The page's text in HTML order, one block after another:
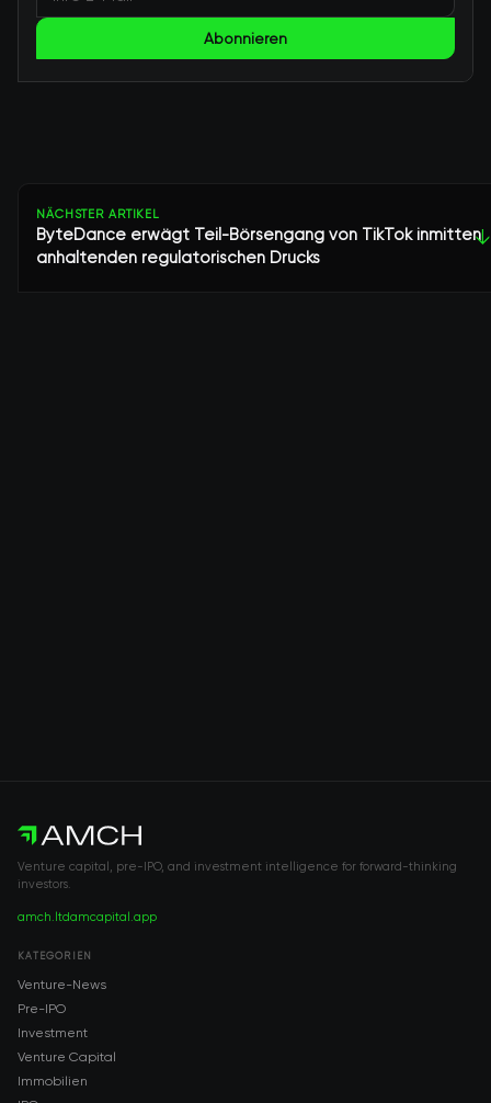
Abonnieren
NÄCHSTER ARTIKEL
ByteDance erwägt Teil-Börsengang von TikTok inmitten
anhaltenden regulatorischen Drucks
↓
Venture capital, pre-IPO, and investment intelligence for forward-thinking
investors.
amch.ltdamcapital.app
KATEGORIEN
Venture-News
Pre-IPO
Investment
Venture Capital
Immobilien